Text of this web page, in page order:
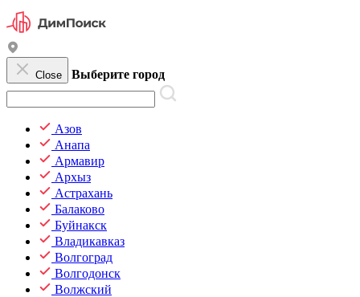
Close Выберите город
Азов
Анапа
Армавир
Архыз
Астрахань
Балаково
Буйнакск
Владикавказ
Волгоград
Волгодонск
Волжский